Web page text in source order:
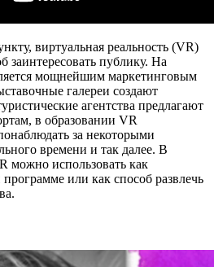
виртуальная реальность (VR)
публику. На
мощнейшим маркетинговым
галереи создают
агентства предлагают
в образовании VR
за некоторыми
времени и так далее. В
можно использовать как
или как способ развлечь